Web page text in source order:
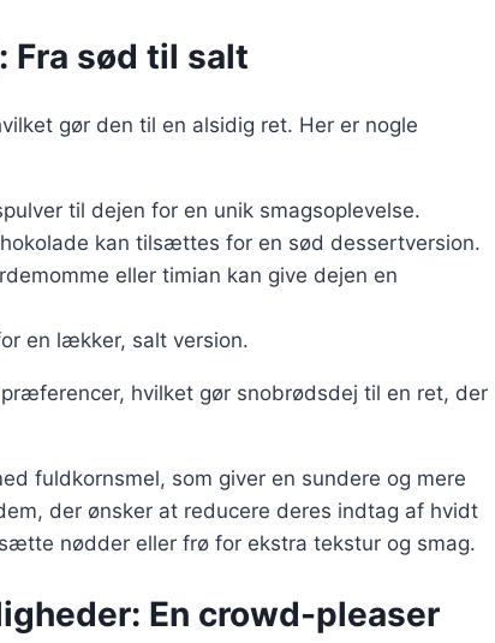
Fra sød til salt
gør den til en alsidig ret. Her er nogle
til dejen for en unik smagsoplevelse.
kan tilsættes for en sød dessertversion.
eller timian kan give dejen en
en lækker, salt version.
hvilket gør snobrødsdej til en ret, der
fuldkornsmel, som giver en sundere og mere
der ønsker at reducere deres indtag af hvidt
nødder eller frø for ekstra tekstur og smag.
En crowd-pleaser